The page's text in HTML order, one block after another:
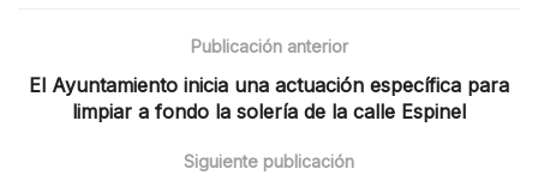
Publicación anterior
El Ayuntamiento inicia una actuación específica para
limpiar a fondo la solería de la calle Espinel
Siguiente publicación